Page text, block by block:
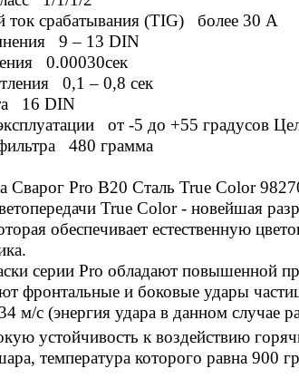
срабатывания (TIG) более 30 А
9 – 13 DIN
0.00030сек
0,1 – 0,8 сек
16 DIN
от -5 до +55 градусов
480 грамма
Сварог Pro B20 Сталь True Color
True Color - новейшая
обеспечивает естественную
серии Pro обладают повышенной
фронтальные и боковые удары
м/с (энергия удара в данном случае
устойчивость к воздействию
температура которого равна 900